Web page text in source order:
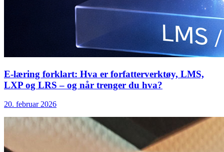
E-læring forklart: Hva er forfatterverktøy, LMS,
LXP og LRS – og når trenger du hva?
20. februar 2026